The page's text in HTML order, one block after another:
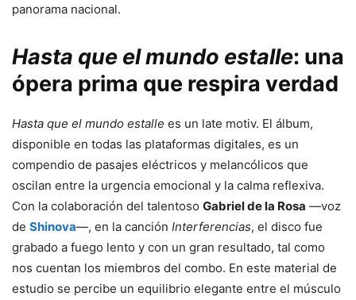
panorama nacional.
Hasta que el mundo estalle: una
ópera prima que respira verdad
Hasta que el mundo estalle es un late motiv. El álbum,
disponible en todas las plataformas digitales, es un
compendio de pasajes eléctricos y melancólicos que
oscilan entre la urgencia emocional y la calma reflexiva.
Con la colaboración del talentoso Gabriel de la Rosa —voz
de Shinova—, en la canción Interferencias, el disco fue
grabado a fuego lento y con un gran resultado, tal como
nos cuentan los miembros del combo. En este material de
estudio se percibe un equilibrio elegante entre el músculo